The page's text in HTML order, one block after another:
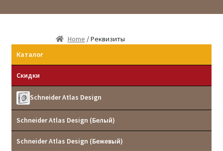
Гарантия
Оптовые продажи
Реквизиты
Контакты
Home / Реквизиты
Каталог
Скидки
Schneider Atlas Design
Schneider Atlas Design (Белый)
Schneider Atlas Design (Бежевый)